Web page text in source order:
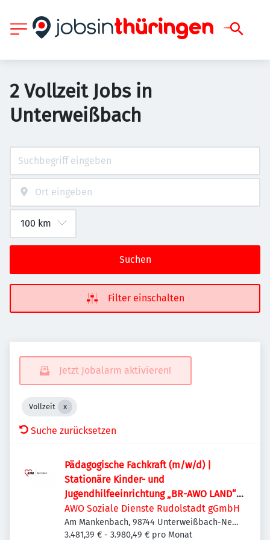
2 Vollzeit Jobs in
Unterweißbach
Suchen
Filter einschalten
Jetzt Jobalarm aktivieren!
Vollzeit
Suche zurücksetzen
Pädagogische Fachkraft (m/w/d) |
Stationäre Kinder- und
Jugendhilfeeinrichtung „BR-AWO LAND“ |
Befristet
AWO Soziale Dienste Rudolstadt gGmbH
Am Mankenbach, 98744 Unterweißbach-Neu-
Leibis, Deutschland
3.481,39 € - 3.980,49 € pro Monat